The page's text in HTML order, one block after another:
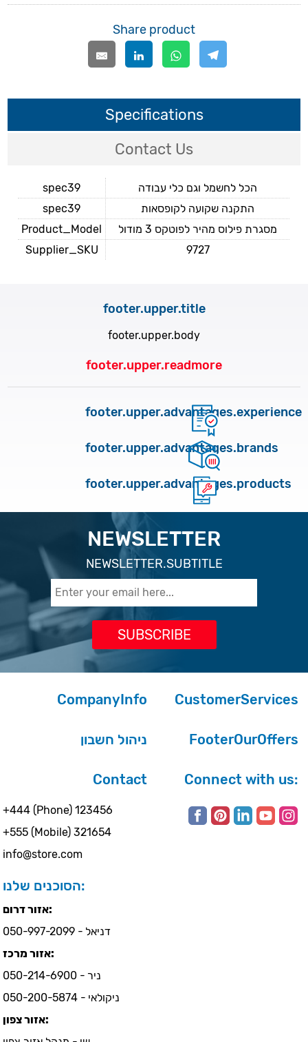
Share product
Specifications
Contact Us
spec39
הכל לחשמל וגם כלי עבודה
spec39
התקנה שקועה לקופסאות
Product_Model
מסגרת פילוס מהיר לפוטקס 3 מודול
Supplier_SKU
9727
footer.upper.title
footer.upper.body
footer.upper.readmore
footer.upper.advantages.experience
footer.upper.advantages.brands
footer.upper.advantages.products
NEWSLETTER
NEWSLETTER.SUBTITLE
CompanyInfo CustomerServices
ניהול חשבון FooterOurOffers
Contact
+444 (Phone) 123456
+555 (Mobile) 321654
info@store.com
הסוכנים שלנו:
אזור דרום:
דניאל - 050-997-2099
אזור מרכז:
ניר - 050-214-6900
ניקולאי - 050-200-5874
אזור צפון:
Connect with us: